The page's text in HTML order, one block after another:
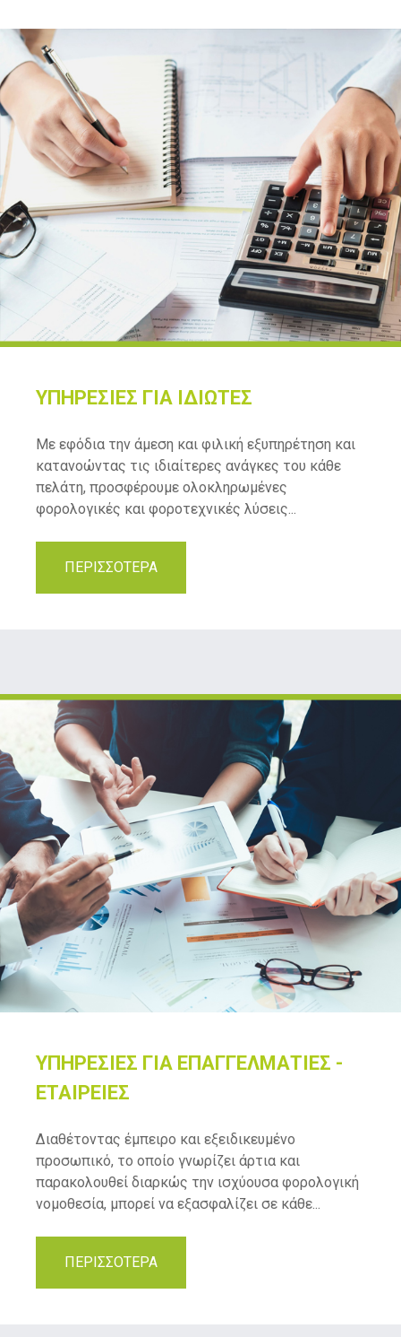
ΥΠΗΡΕΣΙΕΣ ΓΙΑ ΙΔΙΩΤΕΣ
Με εφόδια την άμεση και φιλική εξυπηρέτηση και
κατανοώντας τις ιδιαίτερες ανάγκες του κάθε
πελάτη, προσφέρουμε ολοκληρωμένες
φορολογικές και φοροτεχνικές λύσεις...
ΠΕΡΙΣΣΟΤΕΡΑ
ΥΠΗΡΕΣΙΕΣ ΓΙΑ ΕΠΑΓΓΕΛΜΑΤΙΕΣ -
ΕΤΑΙΡΕΙΕΣ
Διαθέτοντας έμπειρο και εξειδικευμένο
προσωπικό, το οποίο γνωρίζει άρτια και
παρακολουθεί διαρκώς την ισχύουσα φορολογική
νομοθεσία, μπορεί να εξασφαλίζει σε κάθε...
ΠΕΡΙΣΣΟΤΕΡΑ